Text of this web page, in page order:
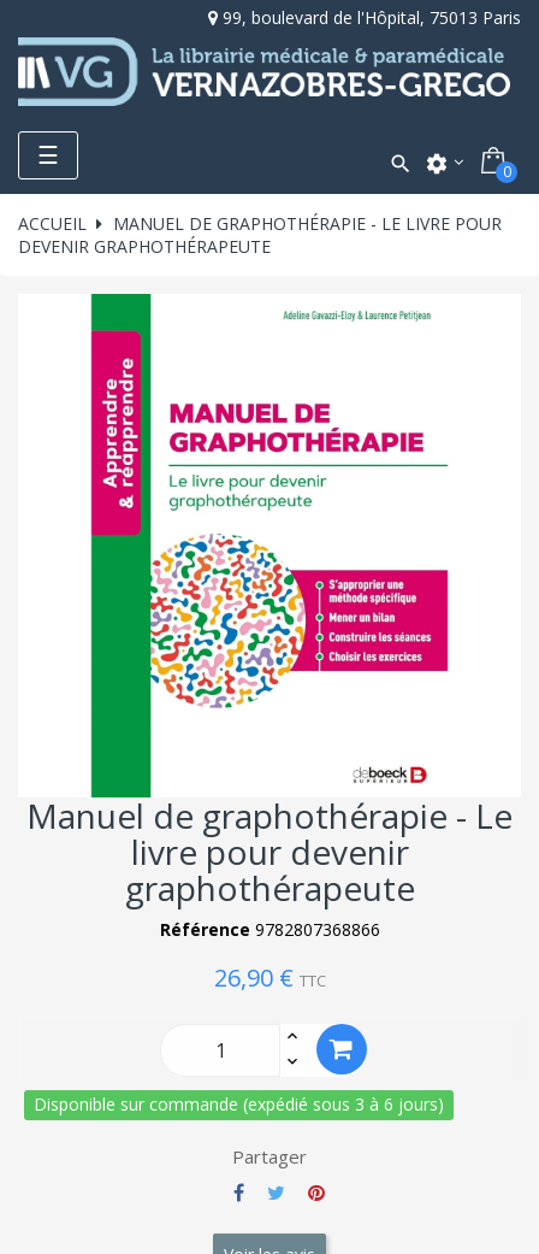
99, boulevard de l'Hôpital, 75013 Paris
Toggle
navigation
☰  settings 0
ACCUEIL
MANUEL DE GRAPHOTHÉRAPIE - LE LIVRE POUR
DEVENIR GRAPHOTHÉRAPEUTE
Manuel de graphothérapie - Le
livre pour devenir
graphothérapeute
Référence 9782807368866
26,90 € TTC
Disponible sur commande (expédié sous 3 à 6 jours)
Partager